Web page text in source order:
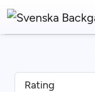
Rating